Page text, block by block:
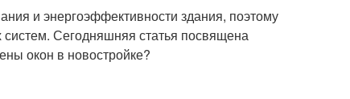
и энергоэффективности здания, поэтому
Сегодняшняя статья посвящена
окон в новостройке?